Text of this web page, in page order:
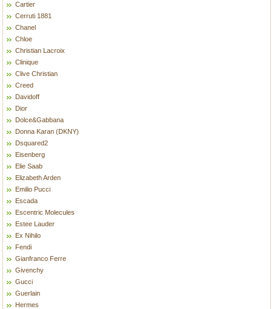
Cartier
Cerruti 1881
Chanel
Chloe
Christian Lacroix
Clinique
Clive Christian
Creed
Davidoff
Dior
Dolce&Gabbana
Donna Karan (DKNY)
Dsquared2
Eisenberg
Elie Saab
Elizabeth Arden
Emilio Pucci
Escada
Escentric Molecules
Estee Lauder
Ex Nihilo
Fendi
Gianfranco Ferre
Givenchy
Gucci
Guerlain
Hermes